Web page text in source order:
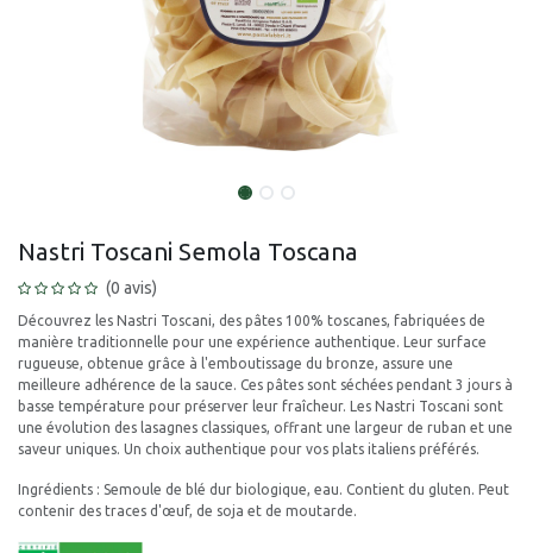
Nastri Toscani Semola Toscana
(0 avis)
Découvrez les Nastri Toscani, des pâtes 100% toscanes, fabriquées de
manière traditionnelle pour une expérience authentique. Leur surface
rugueuse, obtenue grâce à l'emboutissage du bronze, assure une
meilleure adhérence de la sauce. Ces pâtes sont séchées pendant 3 jours à
basse température pour préserver leur fraîcheur. Les Nastri Toscani sont
une évolution des lasagnes classiques, offrant une largeur de ruban et une
saveur uniques. Un choix authentique pour vos plats italiens préférés.
Ingrédients : Semoule de blé dur biologique, eau. Contient du gluten. Peut
contenir des traces d'œuf, de soja et de moutarde.